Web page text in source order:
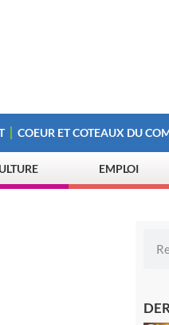
COEUR ET COTEAUX DU
EMPLOI